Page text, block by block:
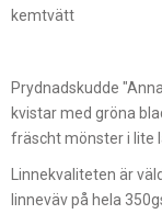
kemtvätt
Prydnadskudde
kvistar med gröna
fräscht mönster i lite
Linnekvaliteten är
linneväv på hela